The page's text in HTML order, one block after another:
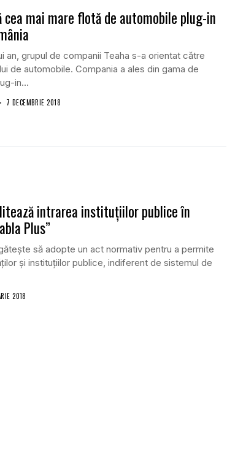
cea mai mare flotă de automobile plug-in
an, grupul de companii Teaha s-a orientat către
de automobile. Compania a ales din gama de
in...
7 DECEMBRIE 2018
intrarea instituţiilor publice în
Plus”
să adopte un act normativ pentru a permite
şi instituţiilor publice, indiferent de sistemul de
2018